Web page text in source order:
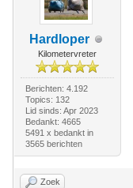
Hardloper
Kilometervreter
Berichten: 4.192
Topics: 132
Lid sinds: Apr 2023
Bedankt: 4665
5491 x bedankt in
3565 berichten
Zoek